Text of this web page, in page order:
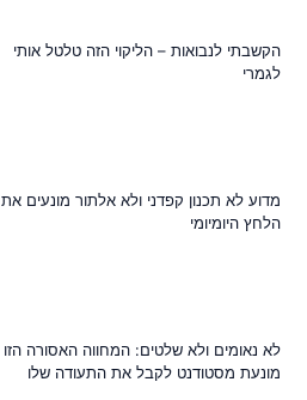
הקשבתי לנבואות – הליקוי הזה טלטל אותי
לגמרי
מדוע לא תכנון קפדני ולא אלתור מונעים את
הלחץ היומיומי
לא נאומים ולא שלטים: המחווה האסורה הזו
מונעת מסטודנט לקבל את התעודה שלו